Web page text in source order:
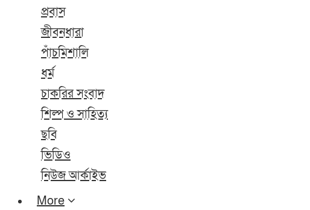
প্রবাস
জীবনধারা
পাঁচমিশালি
ধর্ম
চাকরির সংবাদ
শিল্প ও সাহিত্য
ছবি
ভিডিও
নিউজ আর্কাইভ
More